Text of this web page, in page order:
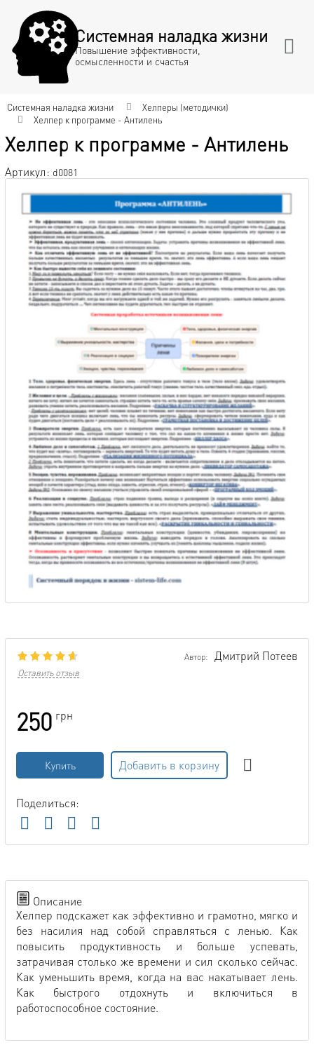
Системная наладка жизни
Повышение эффективности,
осмысленности и счастья
Системная наладка жизни
Хелперы (методички)
Хелпер к программе - Антилень
Хелпер к программе - Антилень
Артикул: d0081
Автор: Дмитрий Потеев
Оставить отзыв
250 грн
Купить Добавить в корзину
Поделиться:
Описание
Хелпер подскажет как эффективно и грамотно, мягко и
без насилия над собой справляться с ленью. Как
повысить продуктивность и больше успевать,
затрачивая столько же времени и сил сколько сейчас.
Как уменьшить время, когда на вас накатывает лень.
Как быстрого отдохнуть и включиться в
работоспособное состояние.